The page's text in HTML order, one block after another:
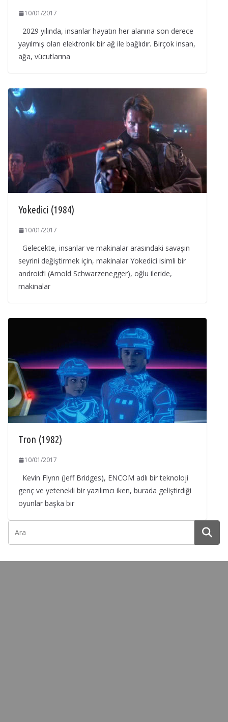
10/01/2017
2029 yılında, insanlar hayatın her alanına son derece
yayılmış olan elektronik bir ağ ile bağlıdır. Birçok insan,
ağa, vücutlarına
Yokedici (1984)
10/01/2017
Gelecekte, insanlar ve makinalar arasındaki savaşın
seyrini değiştirmek için, makinalar Yokedici isimli bir
android’i (Arnold Schwarzenegger), oğlu ileride,
makinalar
Tron (1982)
10/01/2017
Kevin Flynn (Jeff Bridges), ENCOM adlı bir teknoloji
genç ve yetenekli bir yazılımcı iken, burada geliştirdiği
oyunlar başka bir